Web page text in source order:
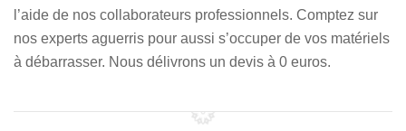
l’aide de nos collaborateurs professionnels. Comptez sur
nos experts aguerris pour aussi s’occuper de vos matériels
à débarrasser. Nous délivrons un devis à 0 euros.